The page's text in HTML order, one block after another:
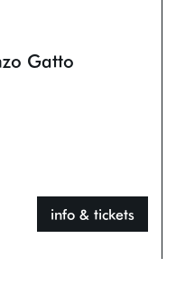
Gatto
info & tickets